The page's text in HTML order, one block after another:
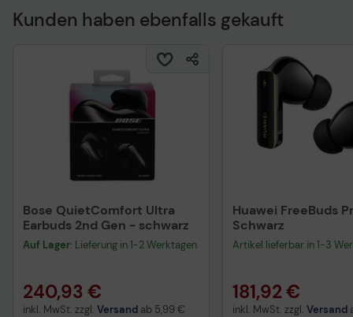
Technisches
Kunden haben ebenfalls gekauft
Bose QuietComfort Ultra
Earbuds 2nd Gen - schwarz
Auf Lager: Lieferung in 1-2 Werktagen
240,93 €
inkl. MwSt. zzgl. Versand ab 5,99 €
Huawei FreeBuds
Schwarz
Artikel lieferbar in 1-3
181,92 €
inkl. MwSt. zzgl. Versand